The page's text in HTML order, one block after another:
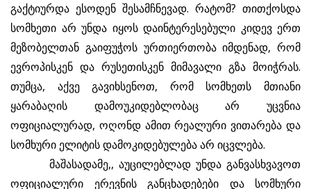
გაქტიურდა ესოდენ შესამჩნევად. რატომ? თითქოსდა
სომხეთი არ უნდა იყოს დაინტერესებული კიდევ ერთ
მეზობელთან გაიფუჭოს ურთიერთობა იმდენად, რომ
ევროპისკენ და რუსეთისკენ მიმავალი გზა მოიჭრას.
თუმცა, აქვე გავიხსენოთ, რომ სომხეთს მთიანი
ყარაბაღის დამოუკიდებლობაც არ უცვნია
ოფიციალურად, ოღონდ ამით რეალური ვითარება და
სომხური ელიტის დამოკიდებულება არ იცვლება.
მაშასადამე,, აუცილებლად უნდა განვასხვავოთ
ოფიციალური ერევნის განცხადებები და სომხური